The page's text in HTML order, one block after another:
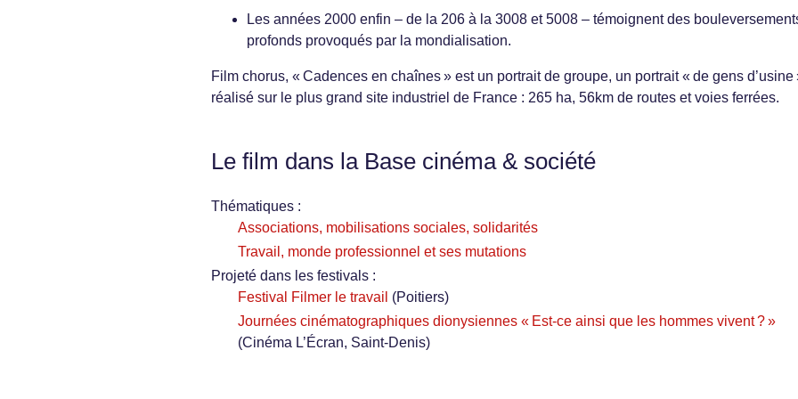
Les années 2000 enfin – de la 206 à la 3008 et 5008 – témoignent des
profonds provoqués par la mondialisation.
Film chorus, « Cadences en chaînes » est un portrait de groupe, un portrait « de gens d’usine
réalisé sur le plus grand site industriel de France : 265 ha, 56km de routes et voies ferrées.
Le film dans la Base cinéma & société
Thématiques :
Associations, mobilisations sociales, solidarités
Travail, monde professionnel et ses mutations
Projeté dans les festivals :
Festival Filmer le travail (Poitiers)
Journées cinématographiques dionysiennes « Est-ce ainsi que les hommes vivent ? »
(Cinéma L’Écran, Saint-Denis)